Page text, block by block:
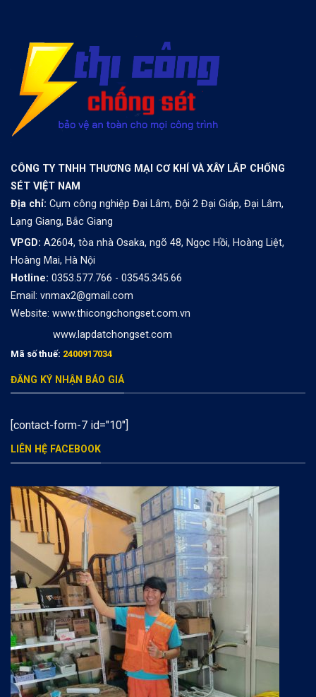
CÔNG TY TNHH THƯƠNG MẠI CƠ KHÍ VÀ XÂY LẮP CHỐNG
SÉT VIỆT NAM
Địa chỉ: Cụm công nghiệp Đại Lâm, Đội 2 Đại Giáp, Đại Lâm,
Lạng Giang, Bắc Giang
VPGD: A2604, tòa nhà Osaka, ngõ 48, Ngọc Hồi, Hoàng Liệt,
Hoàng Mai, Hà Nội
Hotline: 0353.577.766 - 03545.345.66
Email: vnmax2@gmail.com
Website: www.thicongchongset.com.vn
www.lapdatchongset.com
Mã số thuế: 2400917034
ĐĂNG KÝ NHẬN BÁO GIÁ
[contact-form-7 id="10"]
LIÊN HỆ FACEBOOK